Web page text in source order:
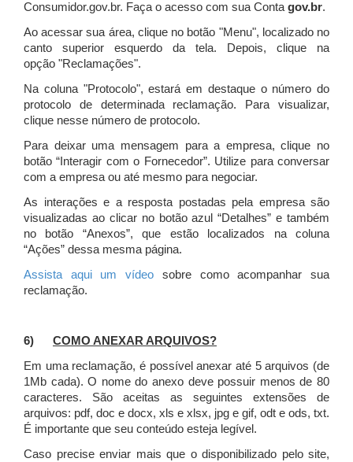
Consumidor.gov.br. Faça o acesso com sua Contagov.br.
Ao acessar sua área, clique no botão "Menu", localizado no
canto superior esquerdo da tela. Depois, clique na
opção "Reclamações".
Na coluna "Protocolo", estará em destaque o número do
protocolo de determinada reclamação. Para visualizar,
clique nesse número de protocolo.
Para deixar uma mensagem para a empresa, clique no
botão “Interagir com o Fornecedor”. Utilize para conversar
com a empresa ou até mesmo para negociar.
As interações e a resposta postadas pela empresa são
visualizadas ao clicar no botão azul “Detalhes” e também
no botão “Anexos”, que estão localizados na coluna
“Ações” dessa mesma página.
Assista aqui um vídeo sobre como acompanhar sua
reclamação.
6) COMO ANEXAR ARQUIVOS?
Em uma reclamação, é possível anexar até 5 arquivos (de
1Mb cada). O nome do anexo deve possuir menos de 80
caracteres. São aceitas as seguintes extensões de
arquivos: pdf, doc e docx, xls e xlsx, jpg e gif, odt e ods, txt.
É importante que seu conteúdo esteja legível.
Caso precise enviar mais que o disponibilizado pelo site,